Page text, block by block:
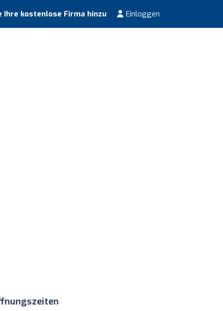
Ihre kostenlose Firma hinzu Einloggen